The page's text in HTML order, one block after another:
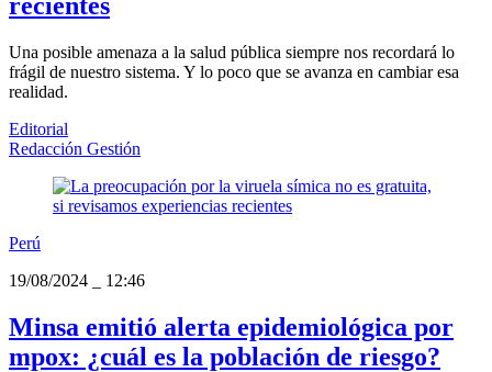
Una posible amenaza a la salud pública siempre nos recordará lo
frágil de nuestro sistema. Y lo poco que se avanza en cambiar esa
realidad.
Editorial
Redacción Gestión
Perú
19/08/2024
12:46
Minsa emitió alerta epidemiológica por
mpox: ¿cuál es la población de riesgo?